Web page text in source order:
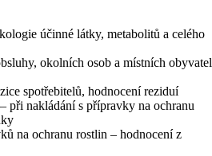
účinné látky, metabolitů a celého
okolních osob a místních obyvatel
spotřebitelů, hodnocení reziduí
nakládání s přípravky na ochranu
na ochranu rostlin – hodnocení z